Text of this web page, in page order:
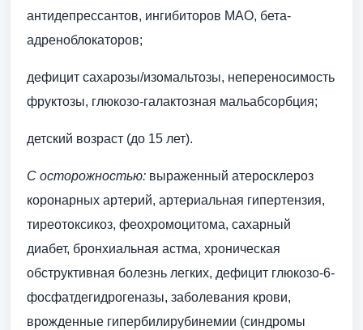
антидепрессантов, ингибиторов МАО, бета-
адреноблокаторов;
дефицит сахарозы/изомальтозы, непереносимость
фруктозы, глюкозо-галактозная мальабсорбция;
детский возраст (до 15 лет).
С осторожностью: выраженный атеросклероз
коронарных артерий, артериальная гипертензия,
тиреотоксикоз, феохромоцитома, сахарный
диабет, бронхиальная астма, хроническая
обструктивная болезнь легких, дефицит глюкозо-6-
фосфатдегидрогеназы, заболевания крови,
врожденные гипербилирубинемии (синдромы